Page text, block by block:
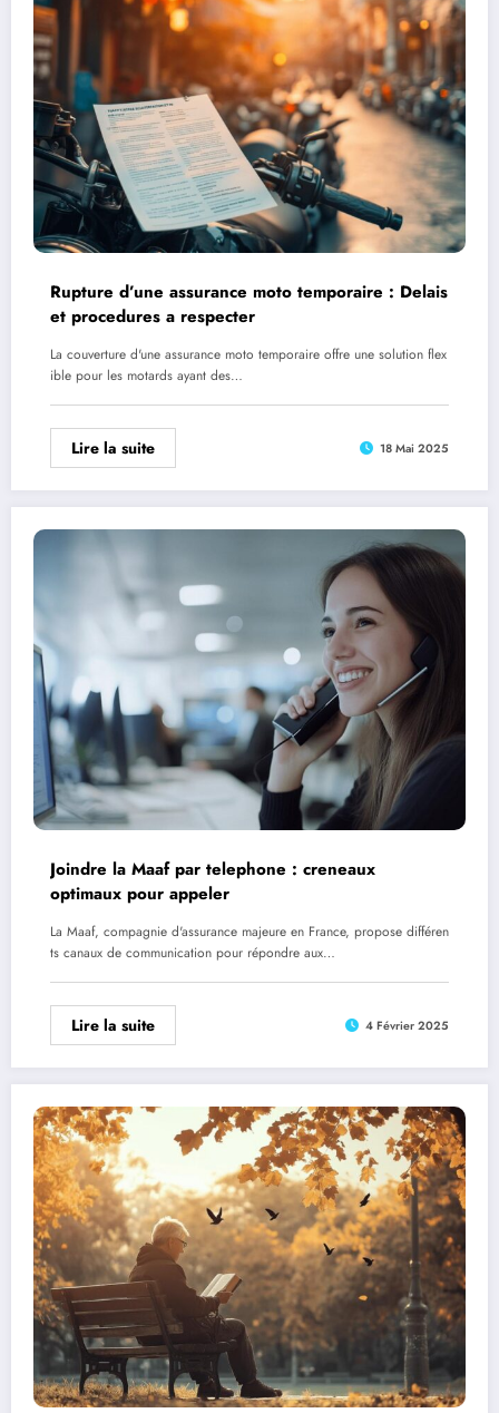
Rupture d’une assurance moto temporaire : Delais
et procedures a respecter
La couverture d'une assurance moto temporaire offre une solution flex
ible pour les motards ayant des…
Lire la suite 18 Mai 2025
Joindre la Maaf par telephone : creneaux
optimaux pour appeler
La Maaf, compagnie d'assurance majeure en France, propose différen
ts canaux de communication pour répondre aux…
Lire la suite 4 Février 2025